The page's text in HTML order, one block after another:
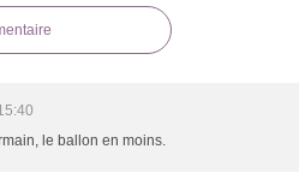
le ballon en moins.